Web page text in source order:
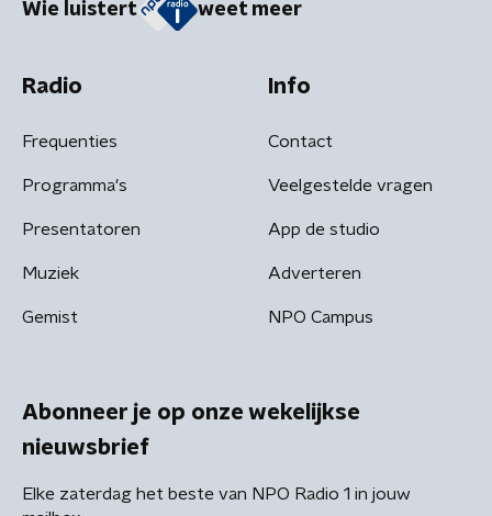
Wie luistert weet meer
Radio
Frequenties
Programma's
Presentatoren
Muziek
Gemist
Info
Contact
Veelgestelde vragen
App de studio
Adverteren
NPO Campus
Abonneer je op onze wekelijkse
nieuwsbrief
Elke zaterdag het beste van NPO Radio 1 in jouw